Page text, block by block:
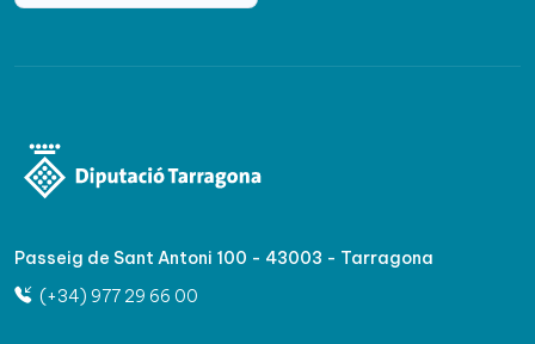
Passeig de Sant Antoni 100 - 43003 - Tarragona
(+34) 977 29 66 00